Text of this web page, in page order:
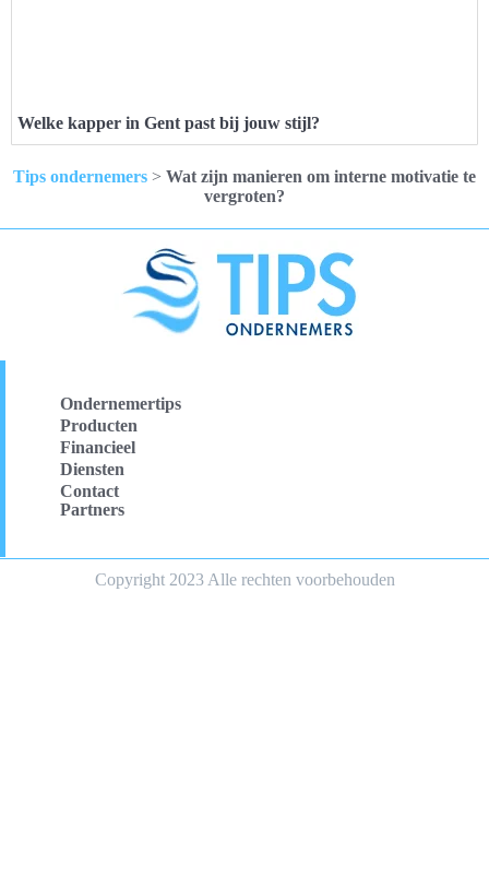
Welke kapper in Gent past bij jouw stijl?
Tips ondernemers > Wat zijn manieren om interne motivatie te
vergroten?
Ondernemertips
Producten
Financieel
Diensten
Contact
Partners
Copyright 2023 Alle rechten voorbehouden